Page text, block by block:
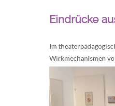
Eindrücke
Im
Wirkmechanismen